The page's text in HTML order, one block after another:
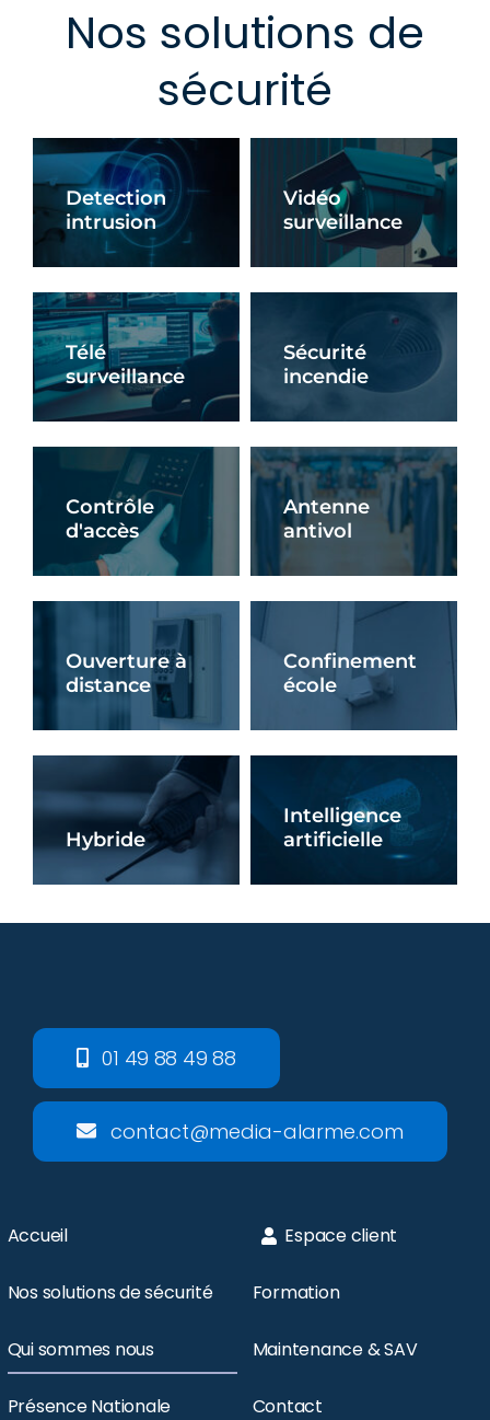
Nos solutions de
sécurité
Detection
intrusion
Vidéo
surveillance
Télé
surveillance
Sécurité
incendie
Contrôle
d'accès
Antenne
antivol
Ouverture à
distance
Confinement
école
Hybride
Intelligence
artificielle
01 49 88 49 88
contact@media-alarme.com
Accueil
Nos solutions de sécurité
Qui sommes nous
Présence Nationale
Espace client
Formation
Maintenance & SAV
Contact